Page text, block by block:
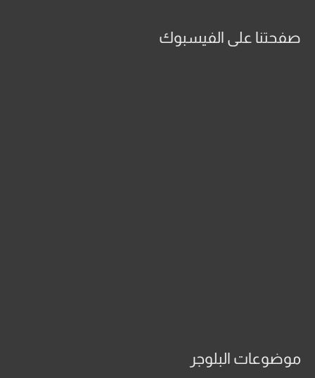
صفحتنا على الفيسبوك
موضوعات البلوجر